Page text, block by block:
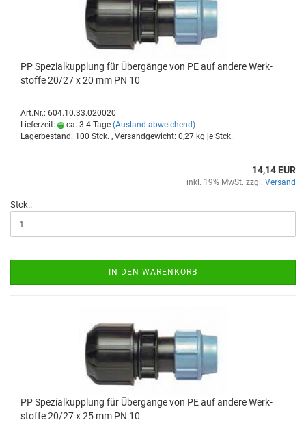
PP Spe­zi­al­kupp­lung für Über­gän­ge von PE auf an­de­re Werk­
stof­fe 20/27 x 20 mm PN 10
Art.Nr.: 604.10.33.020020
Lieferzeit:
ca. 3-4 Tage (Ausland abweichend)
Lagerbestand: 100 Stck. , Versandgewicht: 0,27 kg je Stck.
14,14 EUR
inkl. 19% MwSt. zzgl. Versand
Stck.:
IN DEN WARENKORB
PP Spe­zi­al­kupp­lung für Über­gän­ge von PE auf an­de­re Werk­
stof­fe 20/27 x 25 mm PN 10